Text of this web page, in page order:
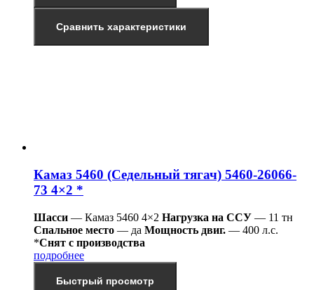
Сравнить характеристики
Камаз 5460 (Седельный тягач) 5460-26066-
73 4×2 *
Шасси — Камаз 5460 4×2 Нагрузка на ССУ — 11 тн
Спальное место — да Мощность двиг. — 400 л.с.
*Снят с производства
подробнее
Быстрый просмотр